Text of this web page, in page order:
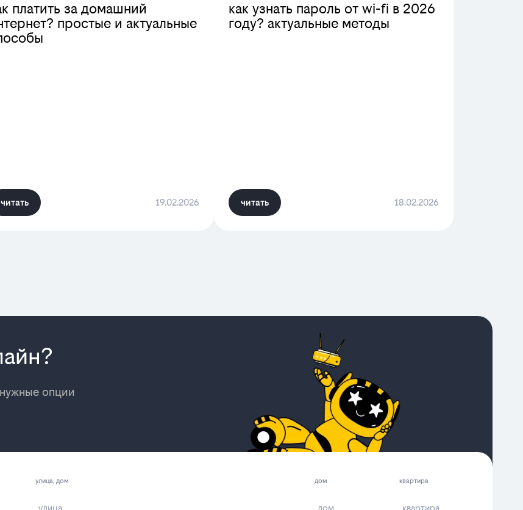
платить за домашний
простые и актуальные
читать 19.02.2026
как узнать пароль от wi-fi в 2026
году? актуальные методы
читать 18.02.2026
опции
улица, дом дом квартира